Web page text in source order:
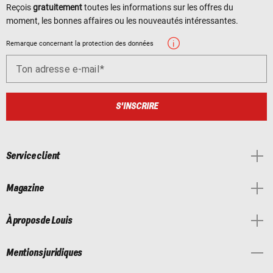
Reçoisgratuitementtoutes les informations sur les offres du
moment, les bonnes affaires ou les nouveautés intéressantes.
Remarque concernant la protection des données
Ton adresse e-mail
S'INSCRIRE
Service client
Magazine
À propos de Louis
Mentions juridiques